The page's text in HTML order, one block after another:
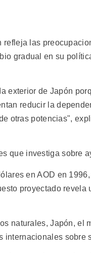
las
gradual en su
exterior de Japón
reducir la
otras potencias",
que investiga sobre
en AOD en
proyectado revela
naturales, Japón, el
sobre